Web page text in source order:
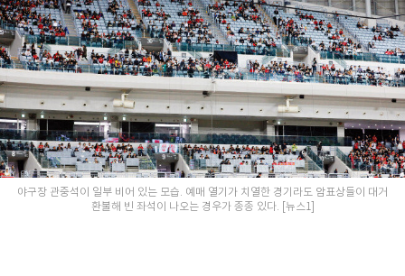
야구장 관중석이 일부 비어 있는 모습. 예매 열기가 치열한 경기라도 암표상들이 대거
환불해 빈 좌석이 나오는 경우가 종종 있다. [뉴스1]